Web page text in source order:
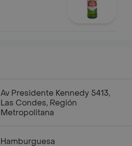
Av Presidente Kennedy 5413,
Las Condes, Región
Metropolitana
Hamburguesa